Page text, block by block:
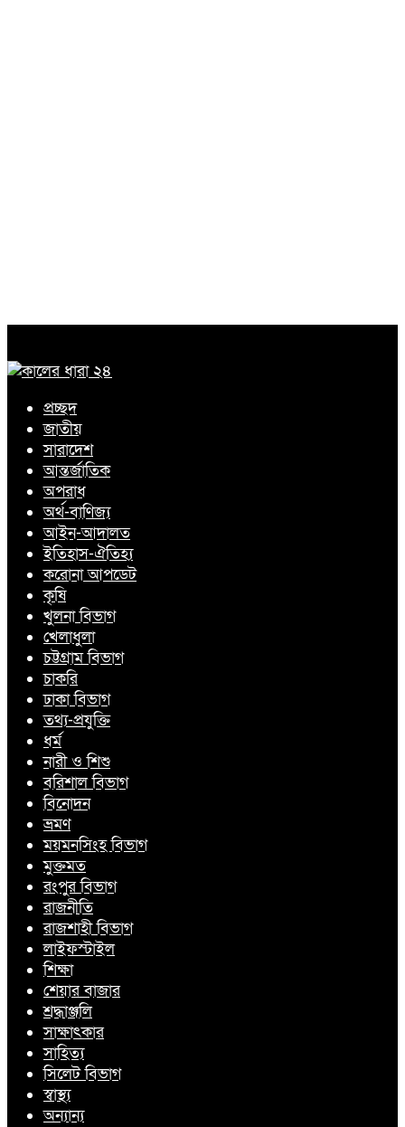
প্রচ্ছদ
জাতীয়
সারাদেশ
আন্তর্জাতিক
অপরাধ
অর্থ-বাণিজ্য
আইন-আদালত
ইতিহাস-ঐতিহ্য
করোনা আপডেট
কৃষি
খুলনা বিভাগ
খেলাধুলা
চট্টগ্রাম বিভাগ
চাকরি
ঢাকা বিভাগ
তথ্য-প্রযুক্তি
ধর্ম
নারী ও শিশু
বরিশাল বিভাগ
বিনোদন
ভ্রমণ
ময়মনসিংহ বিভাগ
মুক্তমত
রংপুর বিভাগ
রাজনীতি
রাজশাহী বিভাগ
লাইফস্টাইল
শিক্ষা
শেয়ার বাজার
শ্রদ্ধাঞ্জলি
সাক্ষাৎকার
সাহিত্য
সিলেট বিভাগ
স্বাস্থ্য
অন্যান্য